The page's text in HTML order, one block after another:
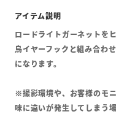
ロードライトガーネットを
鳥イヤーフックと組み合わ
になります。
※撮影環境や、お客様のモ
味に違いが発生してしまう